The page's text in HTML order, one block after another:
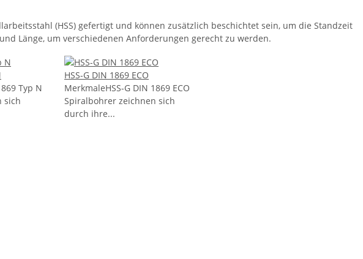
(HSS) gefertigt und können zusätzlich beschichtet sein, um die Standzeit
Länge, um verschiedenen Anforderungen gerecht zu werden.
Typ N
sich
HSS-G DIN 1869 ECO
MerkmaleHSS-G DIN 1869 ECO
Spiralbohrer zeichnen sich
durch ihre...